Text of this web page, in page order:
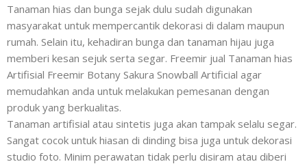
Tanaman hias dan bunga sejak dulu sudah digunakan
masyarakat untuk mempercantik dekorasi di dalam maupun
rumah. Selain itu, kehadiran bunga dan tanaman hijau juga
memberi kesan sejuk serta segar. Freemir jual Tanaman hias
Artifisial Freemir Botany Sakura Snowball Artificial agar
memudahkan anda untuk melakukan pemesanan dengan
produk yang berkualitas.
Tanaman artifisial atau sintetis juga akan tampak selalu segar.
Sangat cocok untuk hiasan di dinding bisa juga untuk dekorasi
studio foto. Minim perawatan tidak perlu disiram atau diberi